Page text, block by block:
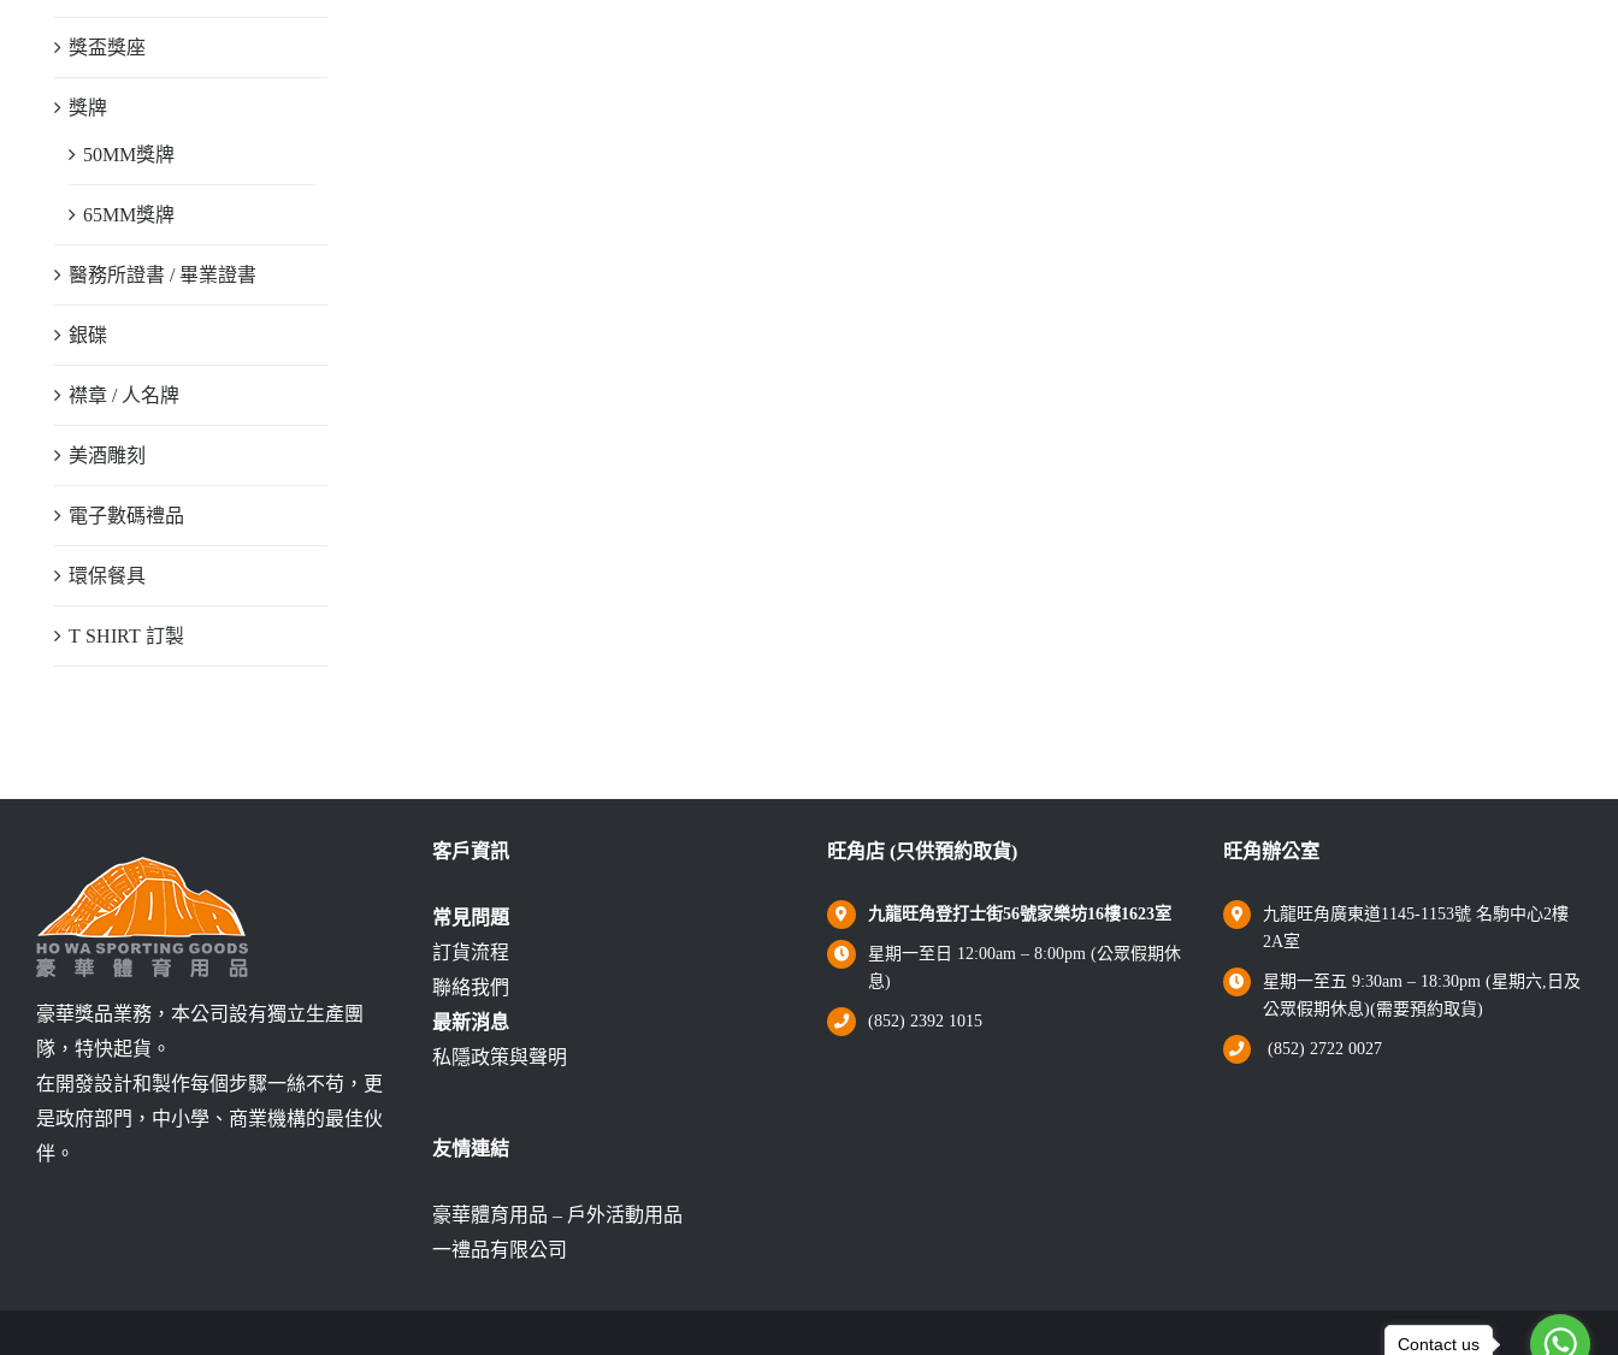
獎盃獎座
獎牌
50MM獎牌
65MM獎牌
醫務所證書 / 畢業證書
銀碟
襟章 / 人名牌
美酒雕刻
電子數碼禮品
環保餐具
T SHIRT 訂製
豪華獎品業務，本公司設有獨立生產團
隊，特快起貨。
在開發設計和製作每個步驟一絲不苟，更
是政府部門，中小學、商業機構的最佳伙
伴。
客戶資訊
常見問題
訂貨流程
聯絡我們
最新消息
私隱政策與聲明
友情連結
豪華體育用品 – 戶外活動用品
一禮品有限公司
旺角店 (只供預約取貨)
九龍旺角登打士街56號家樂坊16樓1623室
星期一至日 12:00am – 8:00pm (公眾假期休
息)
(852) 2392 1015
旺角辦公室
九龍旺角廣東道1145-1153號 名駒中心2樓
2A室
星期一至五 9:30am – 18:30pm (星期六,日及
公眾假期休息)(需要預約取貨)
(852) 2722 0027
Contact us